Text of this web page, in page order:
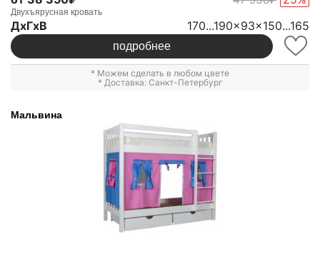
Двухъярусная кровать
ДxГxВ 170...190x93x150...165
подробнее
* Можем сделать в любом цвете
* Доставка: Санкт-Петербург
Мальвина